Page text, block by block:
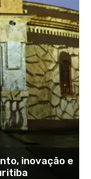
inovação e